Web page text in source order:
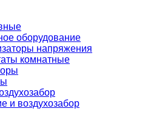
оборудование
напряжения
комнатные
и воздухозабор